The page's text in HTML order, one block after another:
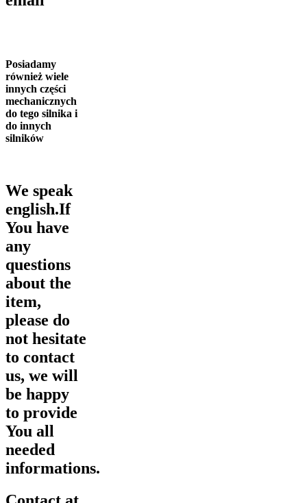
Posiadamy
również wiele
innych części
mechanicznych
do tego silnika i
do innych
silników
We speak
english.If
You have
any
questions
about the
item,
please do
not hesitate
to contact
us, we will
be happy
to provide
You all
needed
informations.